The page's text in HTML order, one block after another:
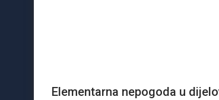
Elementarna nepogoda u